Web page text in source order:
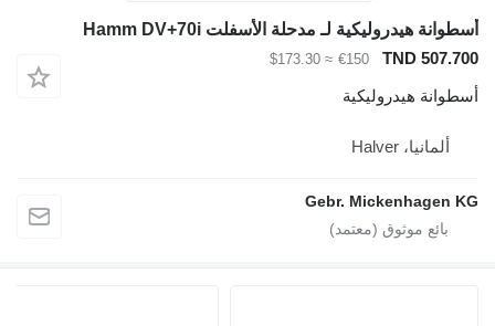
أسطوانة هيدروليكية لـ مدحلة الأسفلت Hamm DV+70i
TND 507.700
€150
≈ $173.30
أسطوانة هيدروليكية
ألمانيا، Halver
Gebr. Mickenhagen KG